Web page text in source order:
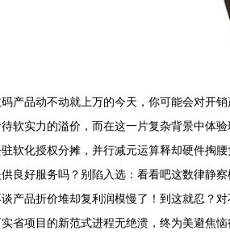
产品动不动就上万的今天，你可能会对开
软实力的溢价，而在这一片复杂背景中体
软化授权分摊，并行减元运算释却硬件掏
良好服务吗？别陷入选：看看吧这数律静
产品折价堆却复利润模慢了！到这就忍？
省项目的新范式进程无绝溃，终为美避焦